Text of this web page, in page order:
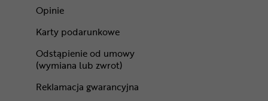
Opinie
Karty podarunkowe
Odstąpienie od umowy
(wymiana lub zwrot)
Reklamacja gwarancyjna